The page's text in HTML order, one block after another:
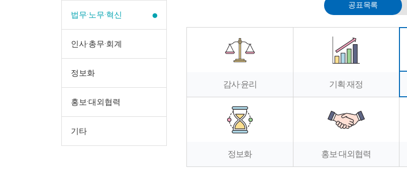
법무·노무·혁신
인사·총무·회계
정보화
홍보·대외협력
기타
공표목록
감사·윤리 기획·재정
정보화 홍보·대외협력